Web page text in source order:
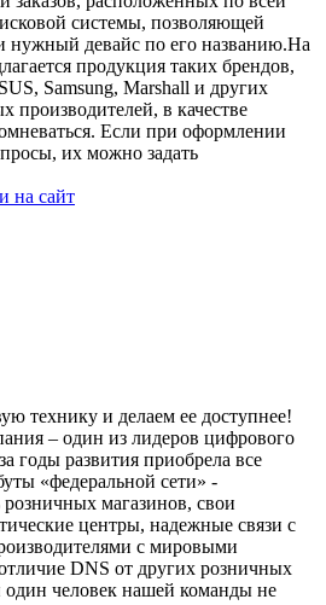
системы, позволяющей
нужный девайс по его названию.На
продукция таких брендов,
Samsung, Marshall и других
производителей, в качестве
Если при оформлении
их можно задать
на сайт
технику и делаем ее доступнее!
– один из лидеров цифрового
годы развития приобрела все
«федеральной сети» -
розничных магазинов, свои
центры, надежные связи с
с мировыми
DNS от других розничных
один человек нашей команды не